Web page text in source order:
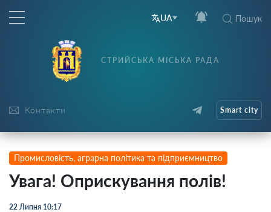
UA Пошук
Контакти
СТРИЙСЬКА МІСЬКА РАДА
Smart city
Промисловість, аграрна політика та підприємництво
Увага! Оприскування полів!
22 Липня 10:17